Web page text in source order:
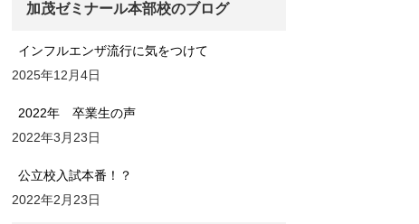
加茂ゼミナール本部校のブログ
インフルエンザ流行に気をつけて
2025年12月4日
2022年 卒業生の声
2022年3月23日
公立校入試本番！？
2022年2月23日